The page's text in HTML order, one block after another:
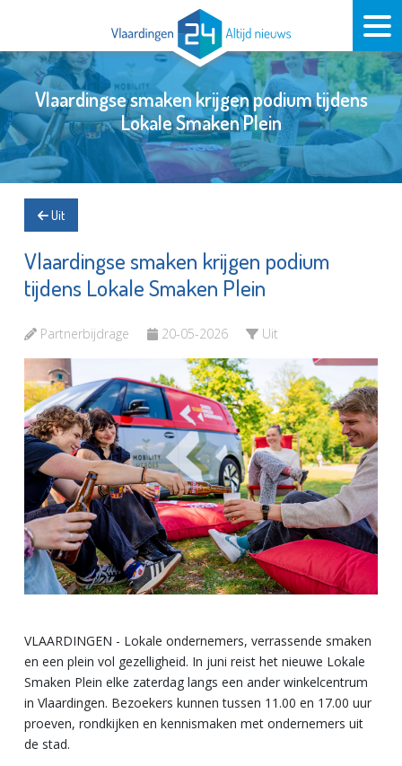
Vlaardingse smaken krijgen podium tijdens
Lokale Smaken Plein
Uit
Vlaardingse smaken krijgen podium
tijdens Lokale Smaken Plein
Partnerbijdrage 20-05-2026 Uit
VLAARDINGEN - Lokale ondernemers, verrassende smaken
en een plein vol gezelligheid. In juni reist het nieuwe Lokale
Smaken Plein elke zaterdag langs een ander winkelcentrum
in Vlaardingen. Bezoekers kunnen tussen 11.00 en 17.00 uur
proeven, rondkijken en kennismaken met ondernemers uit
de stad.